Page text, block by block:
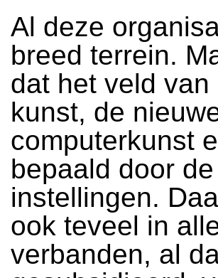
Al deze
breed terrein.
dat het veld
kunst, de
computerkunst
bepaald door
instellingen.
ook teveel in
verbanden, al